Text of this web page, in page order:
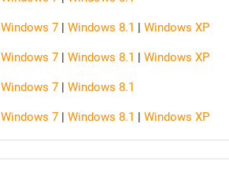
Windows 7| Windows 8.1 | Windows XP
Windows 7| Windows 8.1 | Windows XP
Windows 7| Windows 8.1
Windows 7| Windows 8.1 | Windows XP